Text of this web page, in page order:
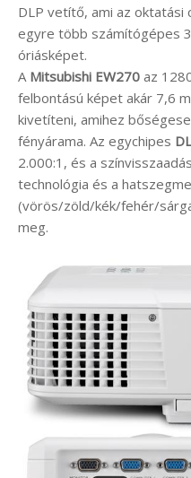
DLP vetítő, ami az oktatási
egyre több számítógépes
óriásképet.
A Mitsubishi EW270 az
felbontású képet akár 7,6
kivetíteni, amihez
fényárama. Az egychipes
2.000:1, és a
technológia és a
(vörös/zöld/kék/fehér/
meg.